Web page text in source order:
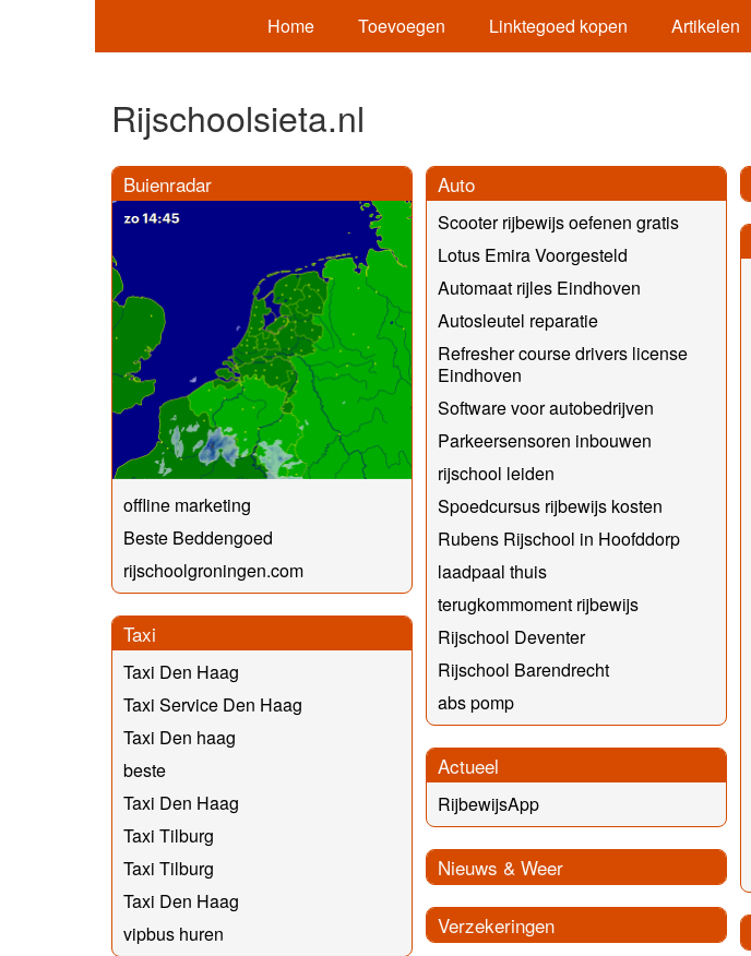
Home Toevoegen Linktegoed kopen Artikelen
Rijschoolsieta.nl
Buienradar
offline marketing
Beste Beddengoed
rijschoolgroningen.com
Taxi
Taxi Den Haag
Taxi Service Den Haag
Taxi Den haag
beste
Taxi Den Haag
Taxi Tilburg
Taxi Tilburg
Taxi Den Haag
vipbus huren
Auto
Scooter rijbewijs oefenen gratis
Lotus Emira Voorgesteld
Automaat rijles Eindhoven
Autosleutel reparatie
Refresher course drivers license
Eindhoven
Software voor autobedrijven
Parkeersensoren inbouwen
rijschool leiden
Spoedcursus rijbewijs kosten
Rubens Rijschool in Hoofddorp
laadpaal thuis
terugkommoment rijbewijs
Rijschool Deventer
Rijschool Barendrecht
abs pomp
Actueel
RijbewijsApp
Nieuws & Weer
Verzekeringen